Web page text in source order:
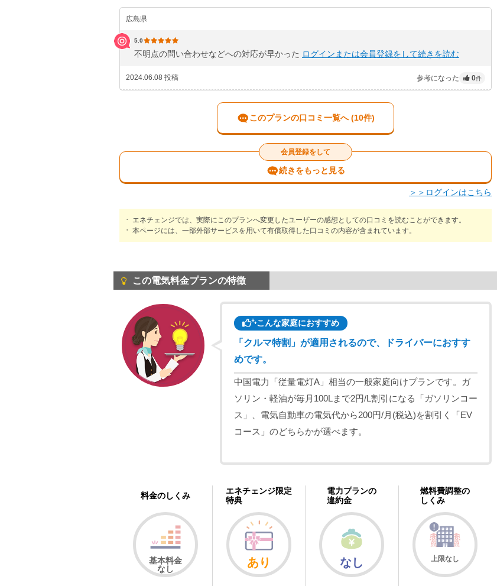
広島県
5.0
不明点の問い合わせなどへの対応が早かった ログインまたは会員登録をして続きを読む
2024.06.08 投稿 参考になった 0件
このプランの口コミ一覧へ (10件)
会員登録をして
続きをもっと見る
＞＞ログインはこちら
エネチェンジでは、実際にこのプランへ変更したユーザーの感想としての口コミを読むことができます。
本ページには、一部外部サービスを用いて有償取得した口コミの内容が含まれています。
この電気料金プランの特徴
こんな家庭におすすめ
「クルマ特割」が適用されるので、ドライバーにおすす
めです。
中国電力「従量電灯A」相当の一般家庭向けプランです。ガ
ソリン・軽油が毎月100Lまで2円/L割引になる「ガソリンコー
ス」、電気自動車の電気代から200円/月(税込)を割引く「EV
コース」のどちらかが選べます。
料金のしくみ
基本料金
なし
エネチェンジ限定
特典
あり
電力プランの
違約金
なし
燃料費調整の
しくみ
上限なし